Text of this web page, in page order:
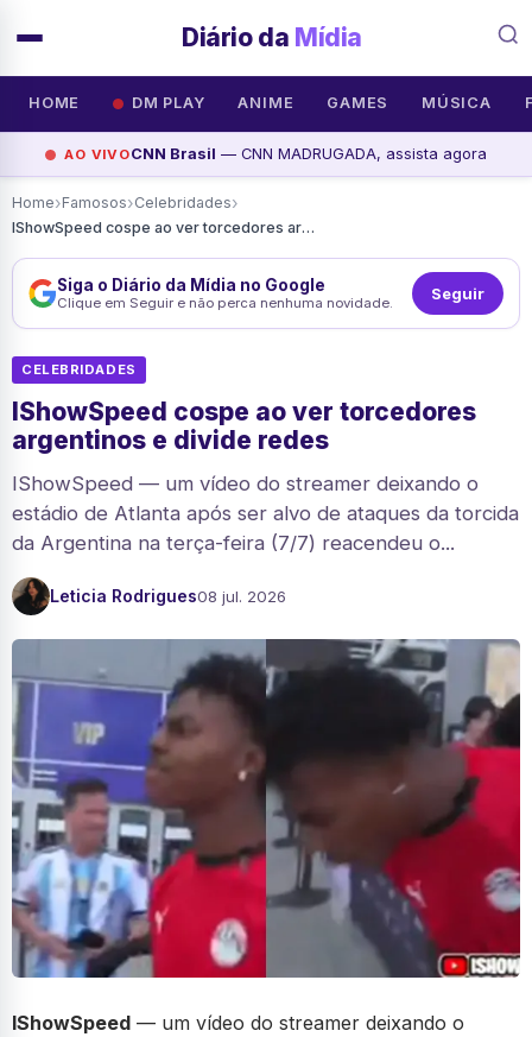
Diário da Mídia
HOME DM PLAY ANIME GAMES MÚSICA
AO VIVOCNN Brasil — CNN MADRUGADA, assista agora
Home›Famosos›Celebridades›
IShowSpeed cospe ao ver torcedores argentinos e divide redes
Siga o Diário da Mídia no Google
Clique em Seguir e não perca nenhuma novidade. Seguir
CELEBRIDADES
IShowSpeed cospe ao ver torcedores
argentinos e divide redes
IShowSpeed — um vídeo do streamer deixando o
estádio de Atlanta após ser alvo de ataques da torcida
da Argentina na terça-feira (7/7) reacendeu o...
Leticia Rodrigues08 jul. 2026
IShowSpeed — um vídeo do streamer deixando o